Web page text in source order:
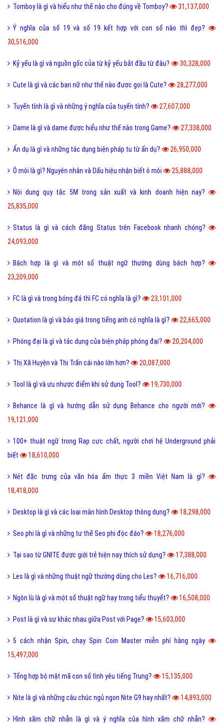
Tomboy là gì và hiểu như thế nào cho đúng về Tomboy? 31,137,000
Ý nghĩa của số 19 và số 19 kết hợp với con số nào thì đẹp?
30,516,000
Kỷ yếu là gì và nguồn gốc của từ kỷ yếu bắt đầu từ đâu? 30,328,000
Cute là gì và các bạn nữ như thế nào được gọi là Cute? 28,277,000
Tuyến tính là gì và những ý nghĩa của tuyến tính? 27,607,000
Dame là gì và dame được hiểu như thế nào trong Game? 27,338,000
Ẩn dụ là gì và những tác dụng biện pháp tu từ ẩn dụ? 26,950,000
Ô môi là gì? Nguyên nhân và Dấu hiệu nhận biết ô môi 25,888,000
Nội dung quy tắc 5M trong sản xuất và kinh doanh hiện nay?
25,835,000
Status là gì và cách đăng Status trên Facebook nhanh chóng?
24,093,000
Bách hợp là gì và một số thuật ngữ thường dùng bách hợp?
23,209,000
FC là gì và trong bóng đá thì FC có nghĩa là gì? 23,101,000
Quotation là gì và báo giá trong tiếng anh có nghĩa là gì? 22,665,000
Phóng đại là gì và tác dụng của biện pháp phóng đại? 20,204,000
Thị Xã Huyện và Thị Trấn cái nào lớn hơn? 20,087,000
Tool là gì và ưu nhược điểm khi sử dụng Tool? 19,730,000
Behance là gì và hướng dẫn sử dụng Behance cho người mới?
19,121,000
100+ thuật ngữ trong Rap cực chất, người chơi hệ Underground phải
biết
18,610,000
Nét đặc trưng của văn hóa ẩm thực 3 miền Việt Nam là gì?
18,418,000
Desktop là gì và các loại màn hình Desktop thông dụng? 18,298,000
Seo phi là gì và những tư thế Seo phi độc đáo? 18,276,000
Tại sao từ GNITE được giới trẻ hiện nay thích sử dụng? 17,388,000
Les là gì và những thuật ngữ thường dùng cho Les? 16,716,000
Ngôn lù là gì và một số thuật ngữ hay trong tiểu thuyết? 16,508,000
Post là gì và sự khác nhau giữa Post với Page? 15,603,000
5 cách nhận Spin, chạy Spin Coin Master miễn phí hàng ngày
15,497,000
Tổng hợp bộ mật mã con số tình yêu tiếng Trung? 15,135,000
Nite là gì và những câu chúc ngủ ngon Nite G9 hay nhất? 14,893,000
Hình xăm chữ nhẫn là gì và ý nghĩa của hình xăm chữ nhẫn?